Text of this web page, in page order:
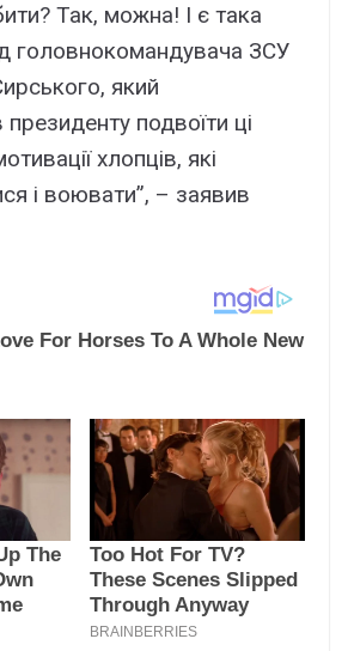
Так, можна! І є така
головнокомандувача ЗСУ
який
подвоїти ці
хлопців, які
і воювати”, – заявив